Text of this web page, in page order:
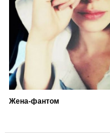
Жена-фантом